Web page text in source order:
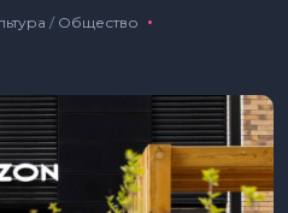
/ Общество